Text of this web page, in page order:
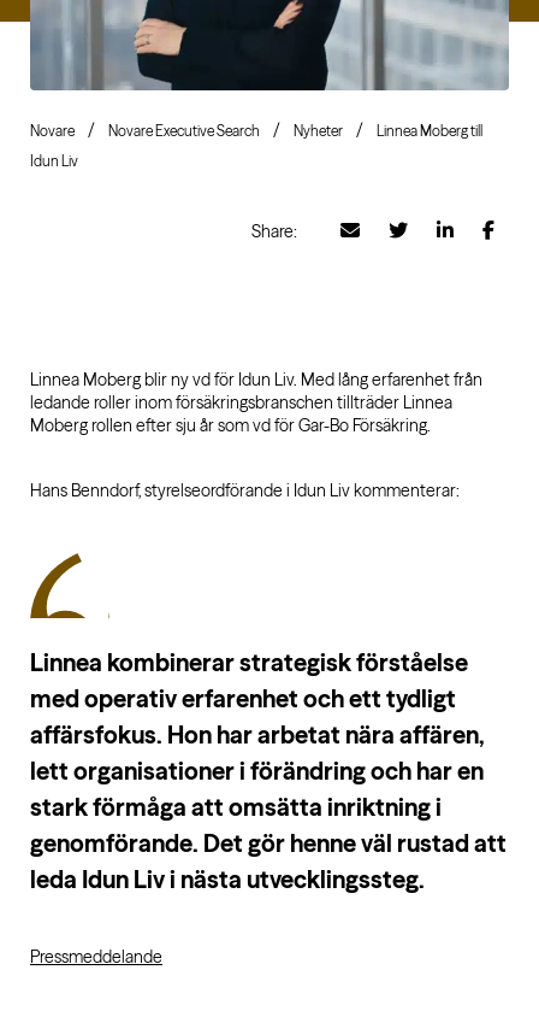
Novare Novare Executive Search Nyheter
Linnea Moberg till
Idun Liv
Share:
Linnea Moberg blir ny vd för Idun Liv. Med lång erfarenhet från
ledande roller inom försäkringsbranschen tillträder Linnea
Moberg rollen efter sju år som vd för Gar-Bo Försäkring.
Hans Benndorf, styrelseordförande i Idun Liv kommenterar:
Linnea kombinerar strategisk förståelse
med operativ erfarenhet och ett tydligt
affärsfokus. Hon har arbetat nära affären,
lett organisationer i förändring och har en
stark förmåga att omsätta inriktning i
genomförande. Det gör henne väl rustad att
leda Idun Liv i nästa utvecklingssteg.
Pressmeddelande